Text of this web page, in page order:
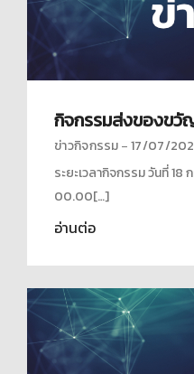
กิจกรรมส่งของขวั
ข่าวกิจกรรม
17/07/
ระยะเวลากิจกรรม วันที่ 18
00.00[…]
อ่านต่อ